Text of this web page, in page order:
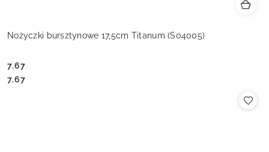
Nożyczki bursztynowe 17,5cm Titanum (S04005)
Cena:
7.67
Cena:
7.67